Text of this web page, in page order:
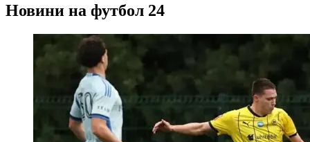
Новини на футбол 24